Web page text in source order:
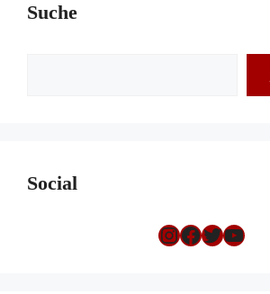
Suche
Social
Instagram
Facebook
Twitter